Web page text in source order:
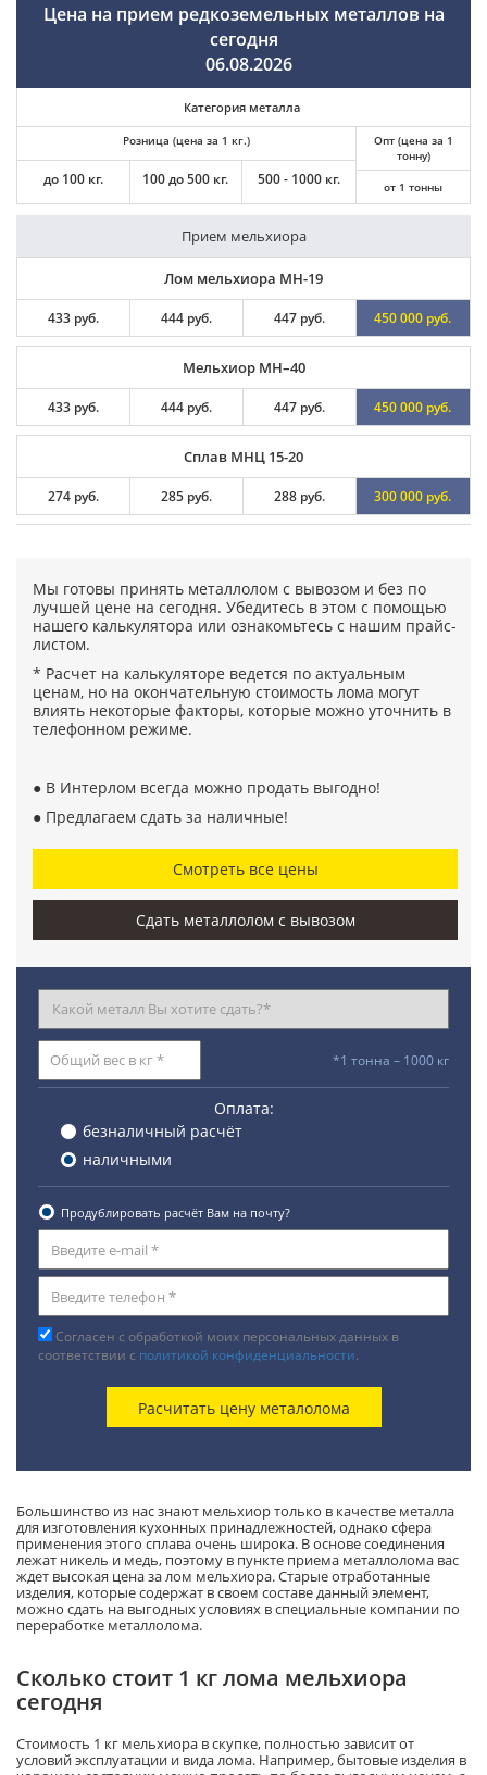
Большинство из нас знают мельхиор только в качестве металла
для изготовления кухонных принадлежностей, однако сфера
применения этого сплава очень широка. В основе соединения
лежат никель и медь, поэтому в пункте приема металлолома вас
ждет высокая цена за лом мельхиора. Старые отработанные
изделия, которые содержат в своем составе данный элемент,
можно сдать на выгодных условиях в специальные компании по
переработке металлолома.
Сколько стоит 1 кг лома мельхиора
сегодня
Стоимость 1 кг мельхиора в скупке, полностью зависит от
условий эксплуатации и вида лома. Например, бытовые изделия в
Цена на прием редкоземельных металлов на
сегодня
06.08.2026
Категория металла
Розница (цена за 1 кг.)
до 100 кг. 100 до 500 кг. 500 - 1000 кг.
Опт (цена за 1
тонну)
от 1 тонны
Прием мельхиора
Лом мельхиора МН-19
433 руб. 444 руб. 447 руб. 450 000 руб.
Мельхиор МН–40
433 руб. 444 руб. 447 руб. 450 000 руб.
Сплав МНЦ 15-20
274 руб. 285 руб. 288 руб. 300 000 руб.
Мы готовы принять металлолом с вывозом и без по
лучшей цене на сегодня. Убедитесь в этом с помощью
нашего калькулятора или ознакомьтесь с нашим прайс-
листом.
* Расчет на калькуляторе ведется по актуальным
ценам, но на окончательную стоимость лома могут
влиять некоторые факторы, которые можно уточнить в
телефонном режиме.
● В Интерлом всегда можно продать выгодно!
● Предлагаем сдать за наличные!
Смотреть все цены
Сдать металлолом с вывозом
*1 тонна – 1000 кг
Оплата:
безналичный расчёт
наличными
Продублировать расчёт Вам на почту?
Согласен с обработкой моих персональных данных в
соответствии с политикой конфиденциальности.